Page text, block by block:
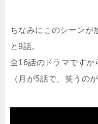
ちなみにこのシーンが
と9話。
全16話のドラマですか
（月が5話で、笑うのが